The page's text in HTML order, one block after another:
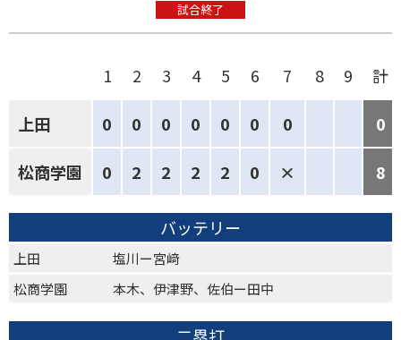
試合終了
1 2 3 4 5 6 7 8 9 計
上田 0 0 0 0 0 0 0 0
松商学園 0 2 2 2 2 0 × 8
バッテリー
上田
塩川ー宮﨑
松商学園
本木、伊津野、佐伯ー田中